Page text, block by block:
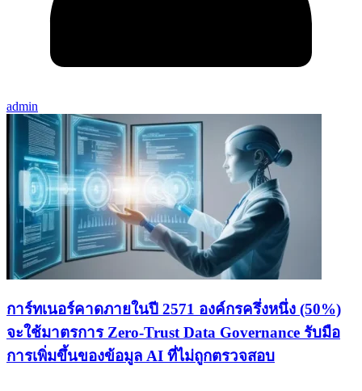
admin
การ์ทเนอร์คาดภายในปี 2571 องค์กรครึ่งหนึ่ง (50%)
จะใช้มาตรการ Zero-Trust Data Governance รับมือ
การเพิ่มขึ้นของข้อมูล AI ที่ไม่ถูกตรวจสอบ